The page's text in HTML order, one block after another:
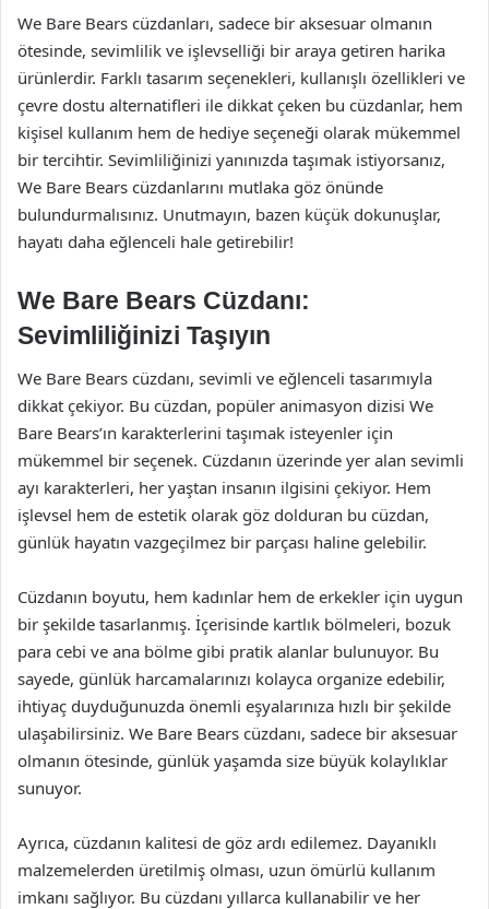
We Bare Bears cüzdanları, sadece bir aksesuar olmanın
ötesinde, sevimlilik ve işlevselliği bir araya getiren harika
ürünlerdir. Farklı tasarım seçenekleri, kullanışlı özellikleri ve
çevre dostu alternatifleri ile dikkat çeken bu cüzdanlar, hem
kişisel kullanım hem de hediye seçeneği olarak mükemmel
bir tercihtir. Sevimliliğinizi yanınızda taşımak istiyorsanız,
We Bare Bears cüzdanlarını mutlaka göz önünde
bulundurmalısınız. Unutmayın, bazen küçük dokunuşlar,
hayatı daha eğlenceli hale getirebilir!
We Bare Bears Cüzdanı:
Sevimliliğinizi Taşıyın
We Bare Bears cüzdanı, sevimli ve eğlenceli tasarımıyla
dikkat çekiyor. Bu cüzdan, popüler animasyon dizisi We
Bare Bears’ın karakterlerini taşımak isteyenler için
mükemmel bir seçenek. Cüzdanın üzerinde yer alan sevimli
ayı karakterleri, her yaştan insanın ilgisini çekiyor. Hem
işlevsel hem de estetik olarak göz dolduran bu cüzdan,
günlük hayatın vazgeçilmez bir parçası haline gelebilir.
Cüzdanın boyutu, hem kadınlar hem de erkekler için uygun
bir şekilde tasarlanmış. İçerisinde kartlık bölmeleri, bozuk
para cebi ve ana bölme gibi pratik alanlar bulunuyor. Bu
sayede, günlük harcamalarınızı kolayca organize edebilir,
ihtiyaç duyduğunuzda önemli eşyalarınıza hızlı bir şekilde
ulaşabilirsiniz. We Bare Bears cüzdanı, sadece bir aksesuar
olmanın ötesinde, günlük yaşamda size büyük kolaylıklar
sunuyor.
Ayrıca, cüzdanın kalitesi de göz ardı edilemez. Dayanıklı
malzemelerden üretilmiş olması, uzun ömürlü kullanım
imkanı sağlıyor. Bu cüzdanı yıllarca kullanabilir ve her